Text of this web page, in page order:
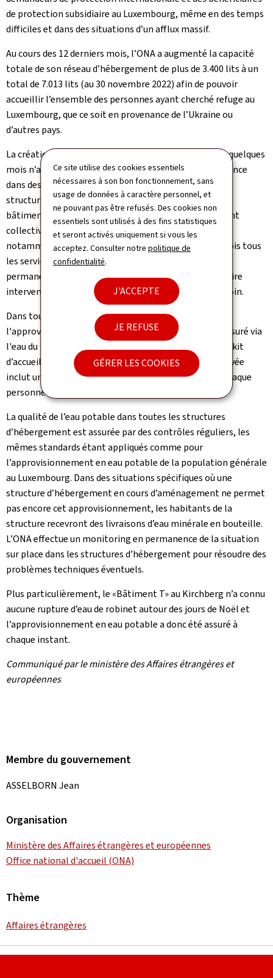
Ce site utilise des cookies essentiels
nécessaires à son bon fonctionnement, sans
usage de données à caractère personnel, et
ne pouvant pas être refusés. Des cookies non
essentiels sont utilisés à des fins statistiques
et seront activés uniquement si vous les
acceptez. Consulter notrepolitique de
confidentialité.
J'ACCEPTE
JE REFUSE
GÉRER LES COOKIES
de protection subsidiaire au Luxembourg, même en des temps
difficiles et dans des situations d’un afflux massif.
Au cours des 12 derniers mois, l’ONA a augmenté la capacité
totale de son réseau d’hébergement de plus de 3.400 lits à un
total de 7.013 lits (au 30 novembre 2022) afin de pouvoir
accueillir l’ensemble des personnes ayant cherché refuge au
Luxembourg, que ce soit en provenance de l’Ukraine ou
d’autres pays.
La création de ces milliers de lits supplémentaires en quelques
mois n’a pu se faire qu’en ouvrant des structures d’urgence
dans des halls ou des tentes, ou en transformant des
structures existantes, notamment des hôtels ou des
bâtiments administratifs, en structures d’hébergement
collectives. Ceci représentait un défi non négligeable,
notamment pour les installations techniques; toutefois tous
les services nécessaires ont pu être mis en place. Une
permanence fonctionne 24h/24 et 7j/7 pour pouvoir faire
intervenir les corps de métier concernés en cas de besoin.
Dans toutes les structures d’hébergement de l’ONA,
l'approvisionnement en eau potable est en général assuré via
l'eau du robinet afin d'éviter les déchets plastiques. Le kit
d’accueil de l’ONA que toute personne reçoit à son arrivée
inclut un gobelet ainsi qu’un bidon réutilisable pour chaque
personne hébergée.
La qualité de l’eau potable dans toutes les structures
d’hébergement est assurée par des contrôles réguliers, les
mêmes standards étant appliqués comme pour
l’approvisionnement en eau potable de la population générale
au Luxembourg. Dans des situations spécifiques où une
structure d’hébergement en cours d’aménagement ne permet
pas encore cet approvisionnement, les habitants de la
structure recevront des livraisons d’eau minérale en bouteille.
L’ONA effectue un monitoring en permanence de la situation
sur place dans les structures d’hébergement pour résoudre des
problèmes techniques éventuels.
Plus particulièrement, le «Bâtiment T» au Kirchberg n’a connu
aucune rupture d’eau de robinet autour des jours de Noël et
l’approvisionnement en eau potable a donc été assuré à
chaque instant.
Communiqué par le ministère des Affaires étrangères et
européennes
Membre du gouvernement
ASSELBORN Jean
Organisation
Ministère des Affaires étrangères et européennes
Office national d'accueil (ONA)
Thème
Affaires étrangères